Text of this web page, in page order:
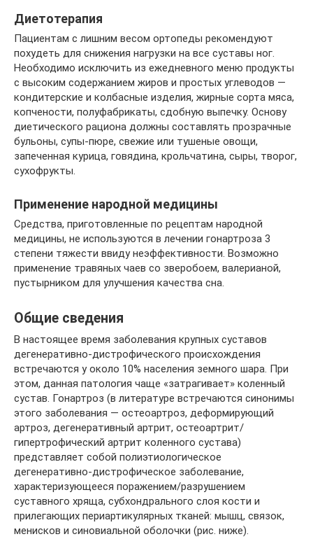
Диетотерапия
Пациентам с лишним весом ортопеды рекомендуют
похудеть для снижения нагрузки на все суставы ног.
Необходимо исключить из ежедневного меню продукты
с высоким содержанием жиров и простых углеводов —
кондитерские и колбасные изделия, жирные сорта мяса,
копчености, полуфабрикаты, сдобную выпечку. Основу
диетического рациона должны составлять прозрачные
бульоны, супы-пюре, свежие или тушеные овощи,
запеченная курица, говядина, крольчатина, сыры, творог,
сухофрукты.
Применение народной медицины
Средства, приготовленные по рецептам народной
медицины, не используются в лечении гонартроза 3
степени тяжести ввиду неэффективности. Возможно
применение травяных чаев со зверобоем, валерианой,
пустырником для улучшения качества сна.
Общие сведения
В настоящее время заболевания крупных суставов
дегенеративно-дистрофического происхождения
встречаются у около 10% населения земного шара. При
этом, данная патология чаще «затрагивает» коленный
сустав. Гонартроз (в литературе встречаются синонимы
этого заболевания — остеоартроз, деформирующий
артроз, дегенеративный артрит, остеоартрит/
гипертрофический артрит коленного сустава)
представляет собой полиэтиологическое
дегенеративно-дистрофическое заболевание,
характеризующееся поражением/разрушением
суставного хряща, субхондрального слоя кости и
прилегающих периартикулярных тканей: мышц, связок,
менисков и синовиальной оболочки (рис. ниже).